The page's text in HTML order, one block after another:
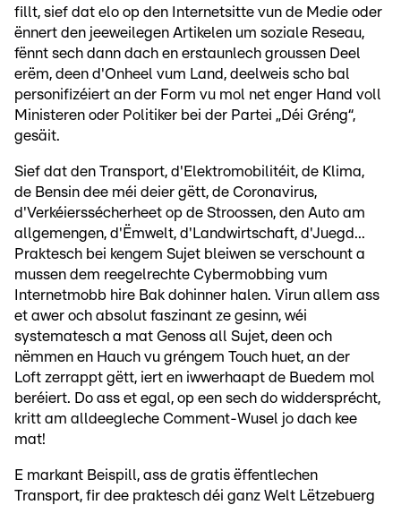
fillt, sief dat elo op den Internetsitte vun de Medie oder
ënnert den jeeweilegen Artikelen um soziale Reseau,
fënnt sech dann dach en erstaunlech groussen Deel
erëm, deen d'Onheel vum Land, deelweis scho bal
personifizéiert an der Form vu mol net enger Hand voll
Ministeren oder Politiker bei der Partei „Déi Gréng“,
gesäit.
Sief dat den Transport, d'Elektromobilitéit, de Klima,
de Bensin dee méi deier gëtt, de Coronavirus,
d'Verkéierssécherheet op de Stroossen, den Auto am
allgemengen, d'Ëmwelt, d'Landwirtschaft, d'Juegd...
Praktesch bei kengem Sujet bleiwen se verschount a
mussen dem reegelrechte Cybermobbing vum
Internetmobb hire Bak dohinner halen. Virun allem ass
et awer och absolut faszinant ze gesinn, wéi
systematesch a mat Genoss all Sujet, deen och
nëmmen en Hauch vu gréngem Touch huet, an der
Loft zerrappt gëtt, iert en iwwerhaapt de Buedem mol
beréiert. Do ass et egal, op een sech do widdersprécht,
kritt am alldeegleche Comment-Wusel jo dach kee
mat!
E markant Beispill, ass de gratis ëffentlechen
Transport, fir dee praktesch déi ganz Welt Lëtzebuerg